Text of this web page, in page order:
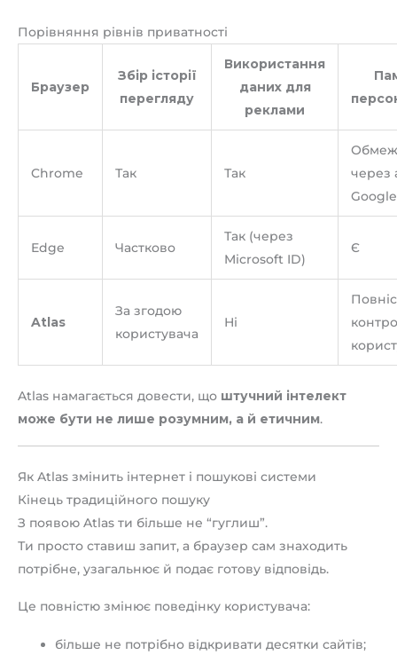
Порівняння рівнів приватності
Браузер
Збір історії
перегляду
Використання
даних для
реклами
Chrome Так Так
через
Google
Edge Частково
Так (через
Microsoft ID)
Є
Atlas
За згодою
користувача
Ні
Atlas намагається довести, що штучний інтелект
може бути не лише розумним, а й етичним.
Як Atlas змінить інтернет і пошукові системи
Кінець традиційного пошуку
З появою Atlas ти більше не “гуглиш”.
Ти просто ставиш запит, а браузер сам знаходить
потрібне, узагальнює й подає готову відповідь.
Це повністю змінює поведінку користувача:
більше не потрібно відкривати десятки сайтів;